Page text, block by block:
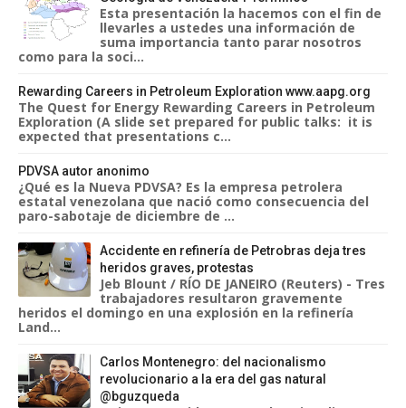
Esta presentación la hacemos con el fin de
llevarles a ustedes una información de
suma importancia tanto parar nosotros
como para la soci...
Rewarding Careers in Petroleum Exploration www.aapg.org
The Quest for Energy Rewarding Careers in Petroleum
Exploration (A slide set prepared for public talks: it is
expected that presentations c...
PDVSA autor anonimo
¿Qué es la Nueva PDVSA? Es la empresa petrolera
estatal venezolana que nació como consecuencia del
paro-sabotaje de diciembre de ...
Accidente en refinería de Petrobras deja tres
heridos graves, protestas
Jeb Blount / RÍO DE JANEIRO (Reuters) - Tres
trabajadores resultaron gravemente
heridos el domingo en una explosión en la refinería
Land...
Carlos Montenegro: del nacionalismo
revolucionario a la era del gas natural
@bguzqueda